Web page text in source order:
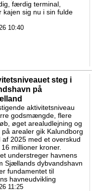
færdig terminal,
kajen sig nu i sin fulde
10:40
steg i
på
aktivitetsniveau
godsmængde, flere
øget arealudlejning og
arealer gik Kalundborg
af 2025 med et overskud
millioner kroner.
understreger havnens
Sjællands dybvandshavn
fundamentet til
havneudvikling
11:25